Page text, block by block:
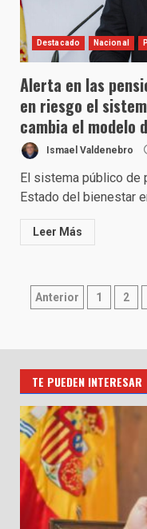
Destacado Nacional
Alerta en las
en riesgo el
cambia el modelo
Ismael Valdenebro
El sistema público de
Estado del bienestar
Leer Más
Paginación
entradas
Anterior 1 2
TE PUEDEN INTERESAR